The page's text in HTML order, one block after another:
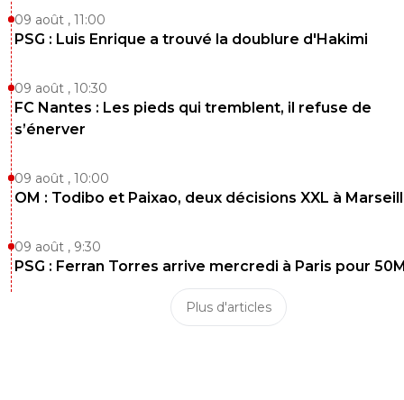
09 août , 11:00
PSG : Luis Enrique a trouvé la doublure d'Hakimi
09 août , 10:30
FC Nantes : Les pieds qui tremblent, il refuse de
s’énerver
09 août , 10:00
OM : Todibo et Paixao, deux décisions XXL à
09 août , 9:30
PSG : Ferran Torres arrive mercredi à Paris pour
Plus d'articles